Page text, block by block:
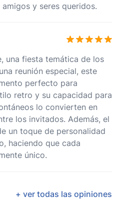
y seres queridos.
una fiesta temática de los
reunión especial, este
perfecto para
retro y su capacidad para
lo convierten en
los invitados. Además, el
un toque de personalidad
haciendo que cada
único.
+ ver todas las opiniones